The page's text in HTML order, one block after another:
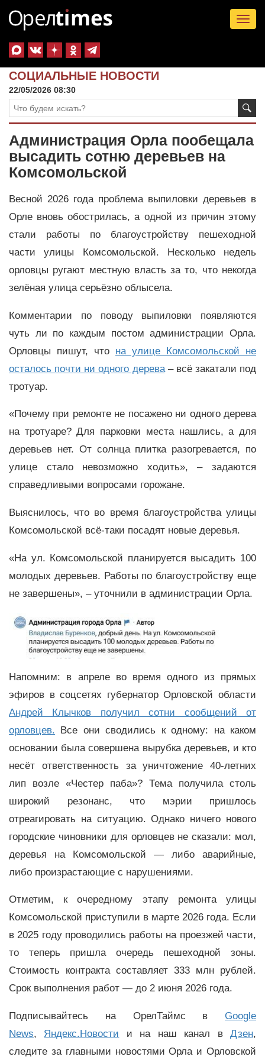
СОЦИАЛЬНЫЕ НОВОСТИ
22/05/2026 08:30
Администрация Орла пообещала
высадить сотню деревьев на
Комсомольской
Весной 2026 года проблема выпиловки деревьев в
Орле вновь обострилась, а одной из причин этому
стали работы по благоустройству пешеходной
части улицы Комсомольской. Несколько недель
орловцы ругают местную власть за то, что некогда
зелёная улица серьёзно облысела.
Комментарии по поводу выпиловки появляются
чуть ли по каждым постом администрации Орла.
Орловцы пишут, что на улице Комсомольской не
осталось почти ни одного дерева– всё закатали под
тротуар.
«Почему при ремонте не посажено ни одного дерева
на тротуаре? Для парковки места нашлись, а для
деревьев нет. От солнца плитка разогревается, по
улице стало невозможно ходить», – задаются
справедливыми вопросами горожане.
Выяснилось, что во время благоустройства улицы
Комсомольской всё-таки посадят новые деревья.
«На ул. Комсомольской планируется высадить 100
молодых деревьев. Работы по благоустройству еще
не завершены», – уточнили в администрации Орла.
Напомним: в апреле во время одного из прямых
эфиров в соцсетях губернатор Орловской области
Андрей Клычков получил сотни сообщений от
орловцев. Все они сводились к одному: на каком
основании была совершена вырубка деревьев, и кто
несёт ответственность за уничтожение 40-летних
лип возле «Честер паба»? Тема получила столь
широкий резонанс, что мэрии пришлось
отреагировать на ситуацию. Однако ничего нового
городские чиновники для орловцев не сказали: мол,
деревья на Комсомольской — либо аварийные,
либо произрастающие с нарушениями.
Отметим, к очередному этапу ремонта улицы
Комсомольской приступили в марте 2026 года. Если
в 2025 году проводились работы на проезжей части,
то теперь пришла очередь пешеходной зоны.
Стоимость контракта составляет 333 млн рублей.
Срок выполнения работ — до 2 июня 2026 года.
Подписывайтесь на ОрелТаймс в Google
News, Яндекс.Новости и на наш канал вДзен,
следите за главными новостями Орла и Орловской